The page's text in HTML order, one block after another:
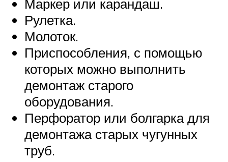
Маркер или карандаш.
Рулетка.
Молоток.
Приспособления, с помощью
которых можно выполнить
демонтаж старого
оборудования.
Перфоратор или болгарка для
демонтажа старых чугунных
труб.